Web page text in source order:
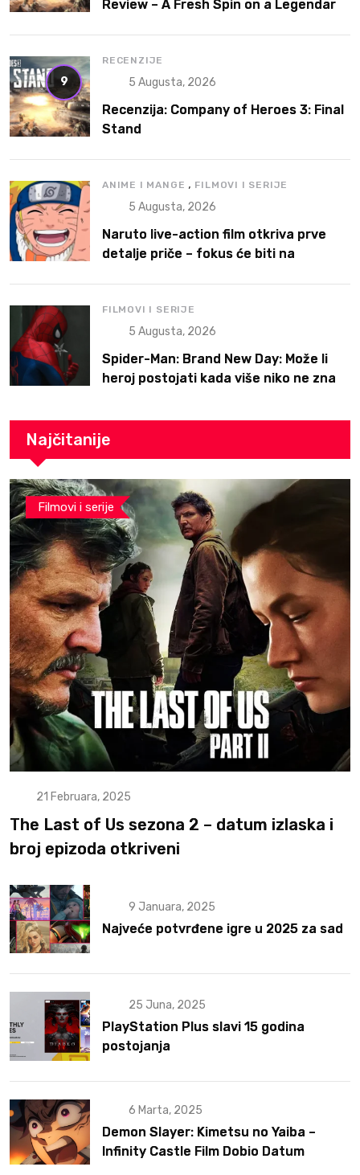
Review – A Fresh Spin on a Legendary
9
RECENZIJE
5 Augusta, 2026
Recenzija: Company of Heroes 3: Final
Stand
ANIME I MANGE , FILMOVI I SERIJE
5 Augusta, 2026
Naruto live-action film otkriva prve
detalje priče – fokus će biti na
FILMOVI I SERIJE
5 Augusta, 2026
Spider-Man: Brand New Day: Može li
heroj postojati kada više niko ne zna
Najčitanije
Filmovi i serije
21 Februara, 2025
The Last of Us sezona 2 – datum izlaska i
broj epizoda otkriveni
9 Januara, 2025
Najveće potvrđene igre u 2025 za sad
25 Juna, 2025
PlayStation Plus slavi 15 godina
postojanja
6 Marta, 2025
Demon Slayer: Kimetsu no Yaiba –
Infinity Castle Film Dobio Datum